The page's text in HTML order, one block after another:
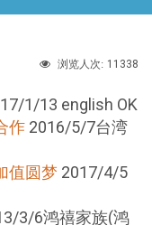
浏览人次: 11338
1/13 english OK
作 2016/5/7台湾
值圆梦 2017/4/5
3/6鸿禧家族(鸿